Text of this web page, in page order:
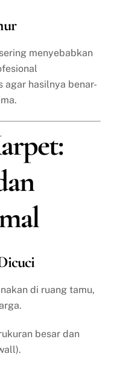
menyebabkan
agar hasilnya benar-
di ruang tamu,
besar dan